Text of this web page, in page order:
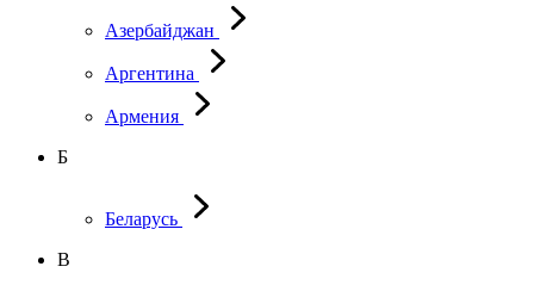
Азербайджан
Аргентина
Армения
Б
Беларусь
В